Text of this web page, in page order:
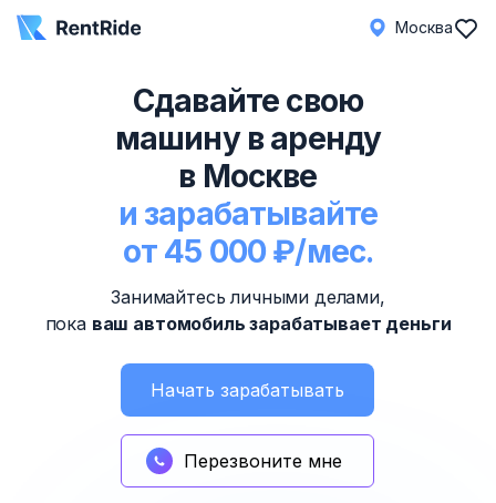
Москва
Сдавайте свою
машину в аренду
в Москве
и зарабатывайте
от 45 000 ₽/мес.
Занимайтесь личными делами,
пока ваш автомобиль зарабатывает деньги
Начать зарабатывать
Перезвоните мне